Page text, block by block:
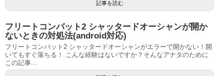
記事を読む
フリートコンバット2 シャッタードオーシャンが開か
ないときの対処法(android対応)
フリートコンバット2 シャッタードオーシャンがエラーで開かない！開
いてもすぐ落ちる！ こんな経験はないですか？そんなアナタのために
この記事...